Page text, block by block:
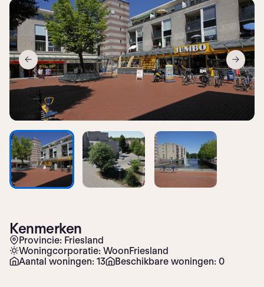
Kenmerken
Provincie: Friesland
Woningcorporatie: WoonFriesland
Aantal woningen: 13
Beschikbare woningen: 0